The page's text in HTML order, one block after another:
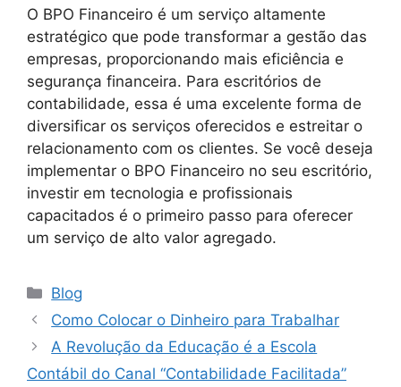
O BPO Financeiro é um serviço altamente
estratégico que pode transformar a gestão das
empresas, proporcionando mais eficiência e
segurança financeira. Para escritórios de
contabilidade, essa é uma excelente forma de
diversificar os serviços oferecidos e estreitar o
relacionamento com os clientes. Se você deseja
implementar o BPO Financeiro no seu escritório,
investir em tecnologia e profissionais
capacitados é o primeiro passo para oferecer
um serviço de alto valor agregado.
Categorias
Blog
Como Colocar o Dinheiro para Trabalhar
A Revolução da Educação é a Escola
Contábil do Canal “Contabilidade Facilitada”